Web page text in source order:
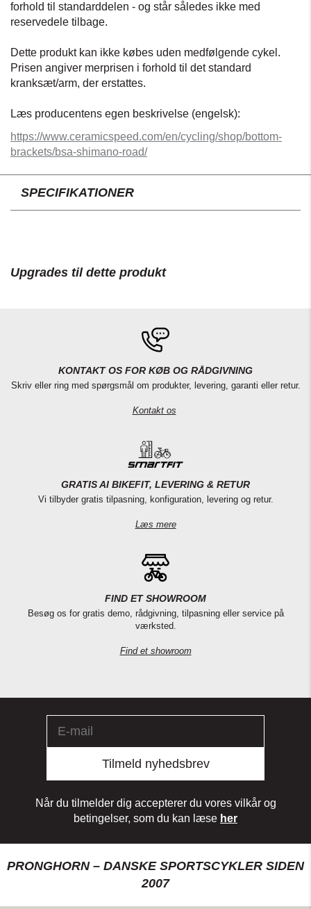
forhold til standarddelen - og står således ikke med
reservedele tilbage.
Dette produkt kan ikke købes uden medfølgende cykel.
Prisen angiver merprisen i forhold til det standard
kranksæt/arm, der erstattes.
Læs producentens egen beskrivelse (engelsk):
https://www.ceramicspeed.com/en/cycling/shop/bottom-
brackets/bsa-shimano-road/
SPECIFIKATIONER
Upgrades til dette produkt
KONTAKT OS FOR KØB OG RÅDGIVNING
Skriv eller ring med spørgsmål om produkter, levering, garanti eller retur.
Kontakt os
GRATIS AI BIKEFIT, LEVERING & RETUR
Vi tilbyder gratis tilpasning, konfiguration, levering og retur.
Læs mere
FIND ET SHOWROOM
Besøg os for gratis demo, rådgivning, tilpasning eller service på
værksted.
Find et showroom
Tilmeld nyhedsbrev
Når du tilmelder dig accepterer du vores vilkår og
betingelser, som du kan læse her
PRONGHORN – DANSKE SPORTSCYKLER SIDEN
2007